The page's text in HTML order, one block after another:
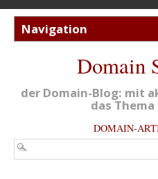
Domain
der Domain-Blog: mit
das
DOMAIN-